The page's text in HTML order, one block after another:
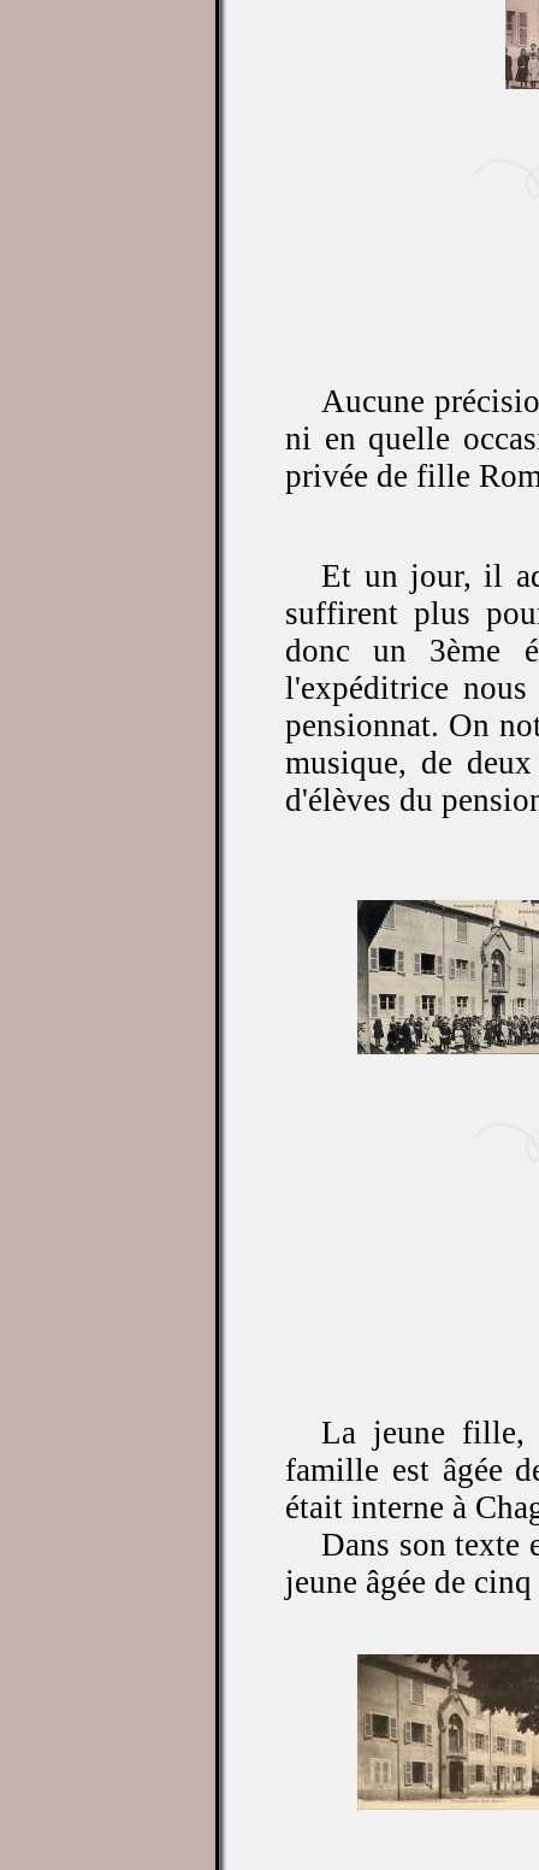
Aucune
ni en quelle
privée de fille
Et un jour, il
suffirent plus
donc un 3ème
l'expéditrice
pensionnat. On
musique, de
d'élèves du
La jeune fille,
famille est âgée
était interne à
Dans son texte
jeune âgée de